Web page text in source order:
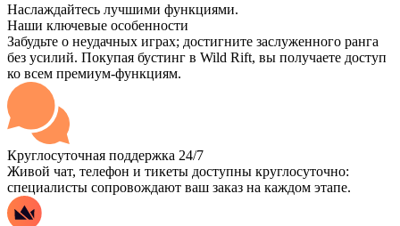
Наслаждайтесь лучшими функциями.
Наши ключевые особенности
Забудьте о неудачных играх; достигните заслуженного ранга
без усилий. Покупая бустинг в Wild Rift, вы получаете доступ
ко всем премиум-функциям.
Круглосуточная поддержка 24/7
Живой чат, телефон и тикеты доступны круглосуточно:
специалисты сопровождают ваш заказ на каждом этапе.